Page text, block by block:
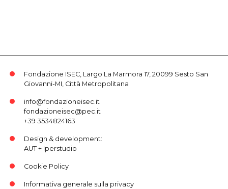
Fondazione ISEC, Largo La Marmora 17, 20099 Sesto San
Giovanni-MI, Città Metropolitana
info@fondazioneisec.it
fondazioneisec@pec.it
+39 3534824163
Design & development:
AUT+ Iperstudio
Cookie Policy
Informativa generale sulla privacy